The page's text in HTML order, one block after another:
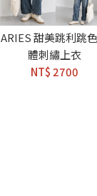
ARIES 甜美跳利跳
體刺繡上衣
NT$ 2700